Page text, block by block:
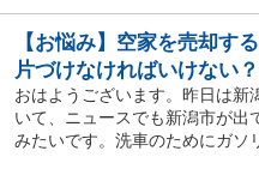
【お悩み】空家を売却す
片づけなければいけない？
おはようございます。昨日は新
いて、ニュースでも新潟市が出
みたいです。洗車のためにガソ